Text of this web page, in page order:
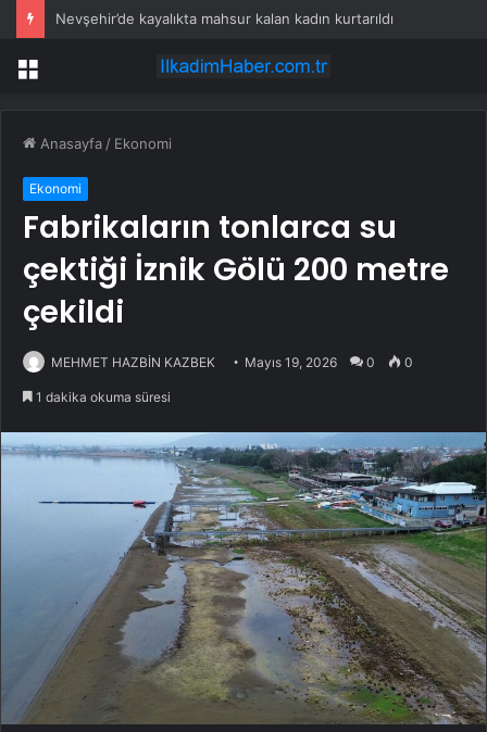
Nevşehir’de kayalıkta mahsur kalan kadın kurtarıldı
Menü
Anasayfa / Ekonomi
Ekonomi
Fabrikaların tonlarca su
çektiği İznik Gölü 200 metre
çekildi
MEHMET HAZBİN KAZBEK Mayıs 19, 2026 0 0
1 dakika okuma süresi